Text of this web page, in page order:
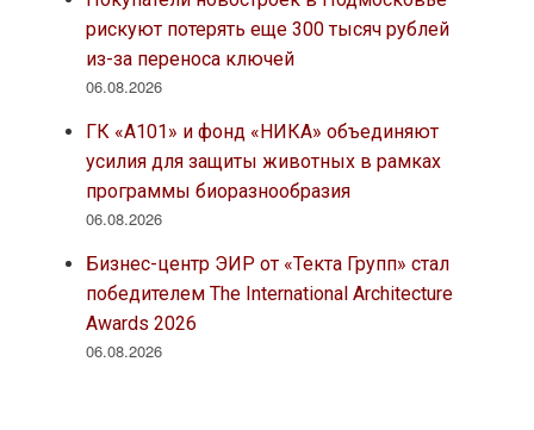
рискуют потерять еще 300 тысяч рублей
из-за переноса ключей
06.08.2026
ГК «А101» и фонд «НИКА» объединяют
усилия для защиты животных в рамках
программы биоразнообразия
06.08.2026
Бизнес-центр ЭИР от «Текта Групп» стал
победителем The International Architecture
Awards 2026
06.08.2026